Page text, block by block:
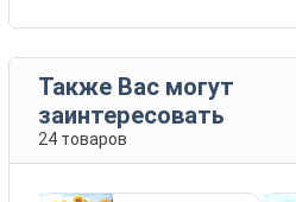
Также Вас могут
заинтересовать
24 товаров